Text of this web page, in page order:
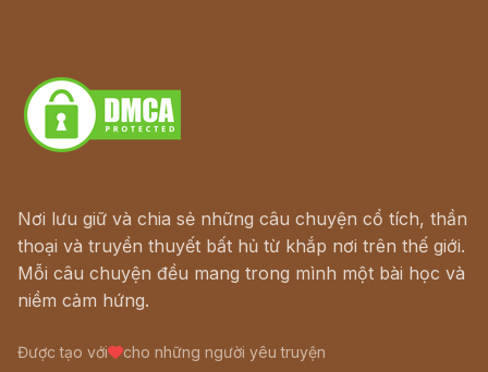
Nơi lưu giữ và chia sẻ những câu chuyện cổ tích, thần
thoại và truyền thuyết bất hủ từ khắp nơi trên thế giới.
Mỗi câu chuyện đều mang trong mình một bài học và
niềm cảm hứng.
Được tạo với cho những người yêu truyện